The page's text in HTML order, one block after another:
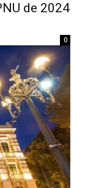
de 2024
0